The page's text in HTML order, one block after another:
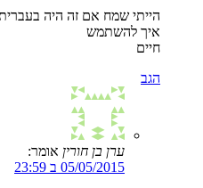
הייתי שמח אם זה היה
איך להשתמש
חיים
הגב
ערן בן חורין אומר:
05/05/2015 ב 23:59